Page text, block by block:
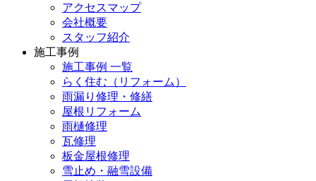
アクセスマップ
会社概要
スタッフ紹介
施工事例
施工事例 一覧
らく住む（リフォーム）
雨漏り修理・修繕
屋根リフォーム
雨樋修理
瓦修理
板金屋根修理
雪止め・融雪設備